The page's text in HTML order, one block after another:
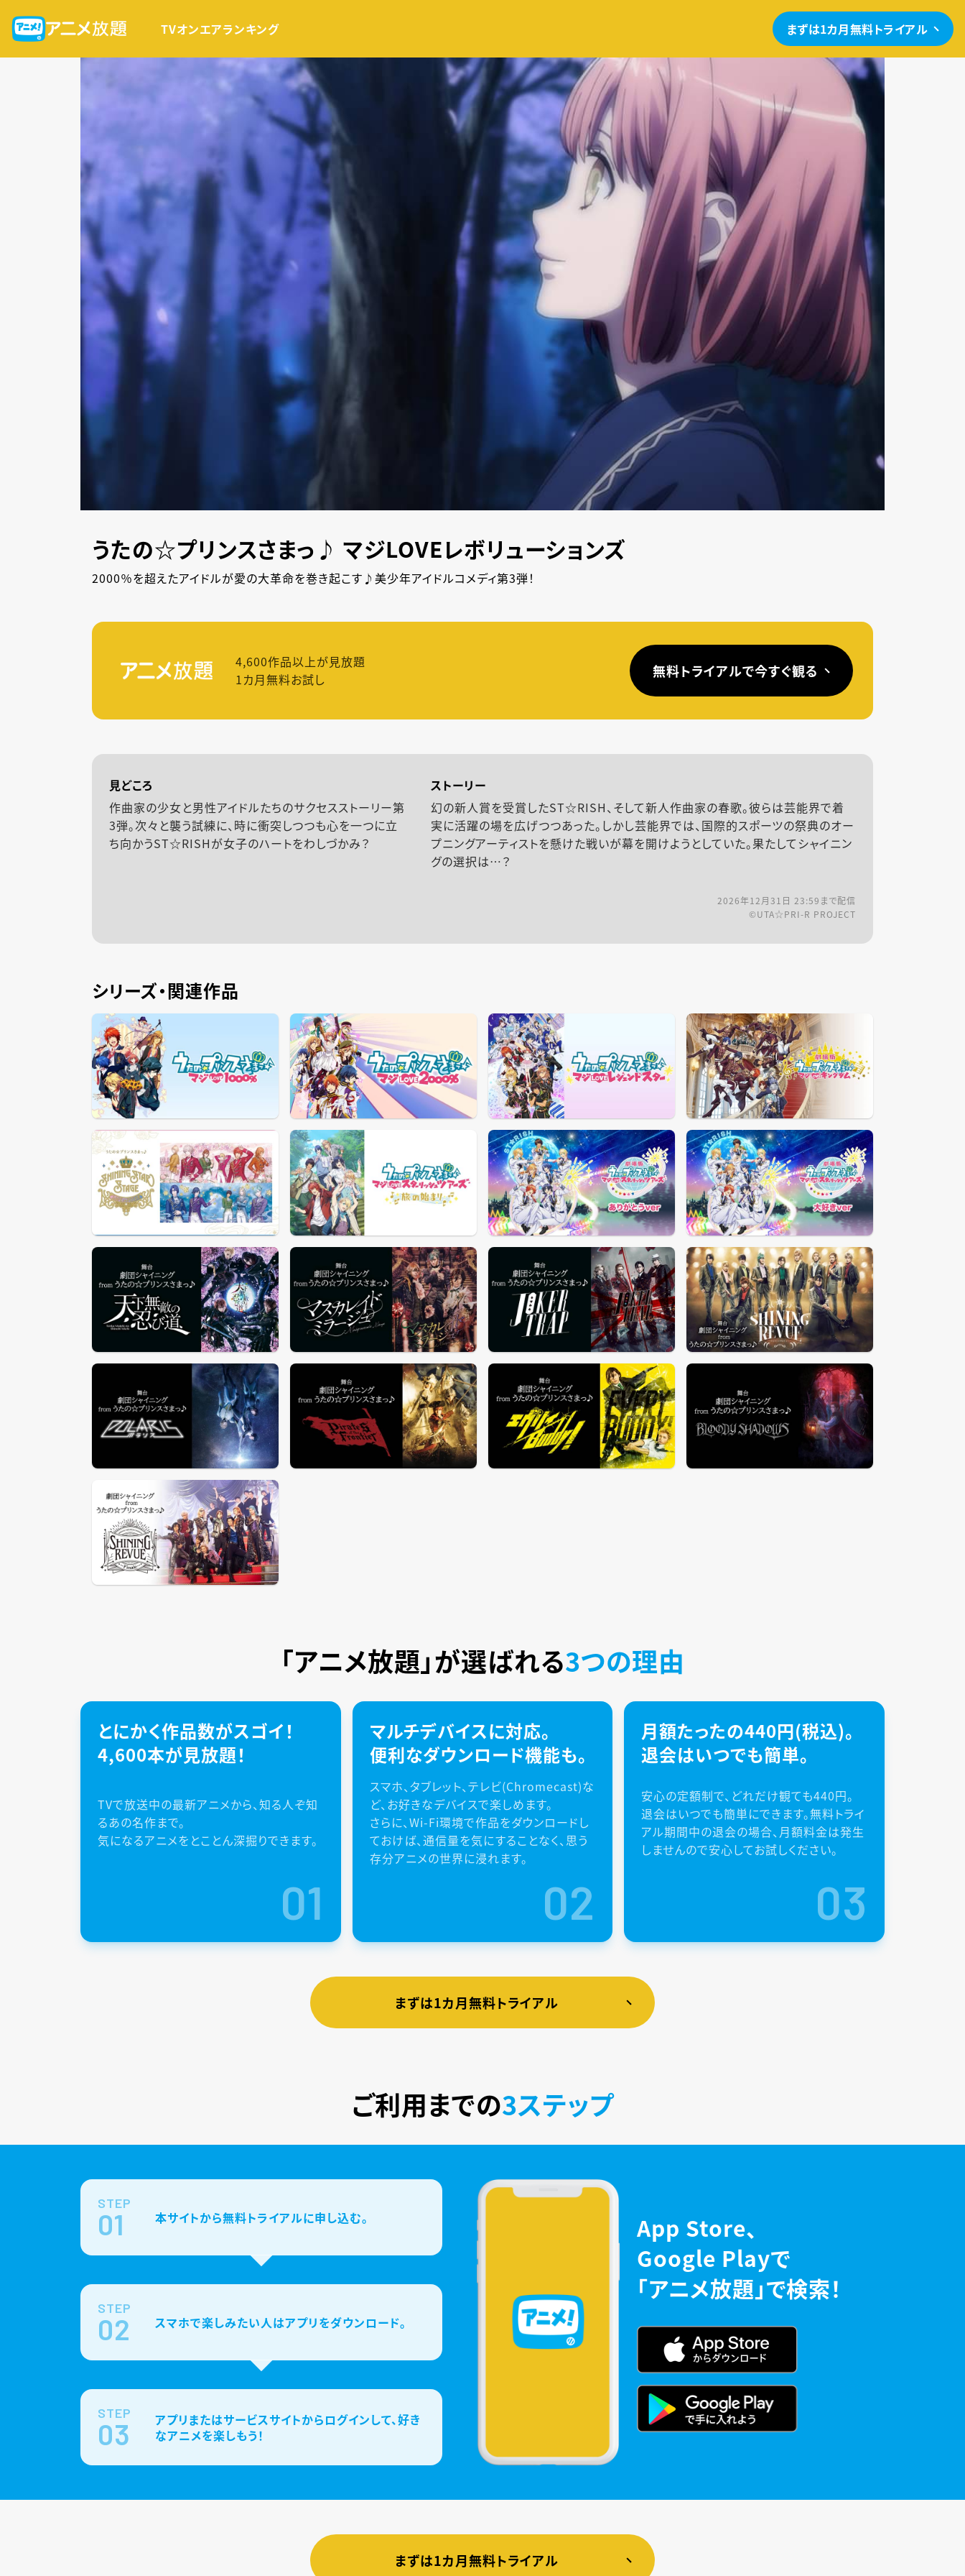
TVオンエアランキング まずは1カ月無料トライアル
うたの☆プリンスさまっ♪ マジLOVEレボリューションズ
2000％を超えたアイドルが愛の大革命を巻き起こす♪美少年アイドルコメディ第3弾！
4,600作品以上が見放題
1カ月無料お試し
無料トライアルで今すぐ観る
見どころ
作曲家の少女と男性アイドルたちのサクセスストーリー第
3弾。次々と襲う試練に、時に衝突しつつも心を一つに立
ち向かうST☆RISHが女子のハートをわしづかみ？
ストーリー
幻の新人賞を受賞したST☆RISH、そして新人作曲家の春歌。彼らは芸能界で着
実に活躍の場を広げつつあった。しかし芸能界では、国際的スポーツの祭典のオー
プニングアーティストを懸けた戦いが幕を開けようとしていた。果たしてシャイニン
グの選択は…？
2026年12月31日 23:59 まで配信
©UTA☆PRI-R PROJECT
シリーズ・関連作品
「アニメ放題」が選ばれる3つの理由
とにかく作品数がスゴイ！
4,600本が見放題！
TVで放送中の最新アニメから、知る人ぞ知
るあの名作まで。
気になるアニメをとことん深掘りできます。
01
マルチデバイスに対応。
便利なダウンロード機能も。
スマホ、タブレット、テレビ(Chromecast)な
ど、お好きなデバイスで楽しめます。
さらに、Wi-Fi環境で作品をダウンロードし
ておけば、通信量を気にすることなく、思う
存分アニメの世界に浸れます。
02
月額たったの440円(税込)。
退会はいつでも簡単。
安心の定額制で、どれだけ観ても440円。
退会はいつでも簡単にできます。無料トライ
アル期間中の退会の場合、月額料金は発生
しませんので安心してお試しください。
03
まずは1カ月無料トライアル
ご利用までの3ステップ
STEP
01 本サイトから無料トライアルに申し込む。
STEP
02 スマホで楽しみたい人はアプリをダウンロード。
STEP
03
アプリまたはサービスサイトからログインして、好き
なアニメを楽しもう！
App Store、
Google Playで
「アニメ放題」で検索！
まずは1カ月無料トライアル